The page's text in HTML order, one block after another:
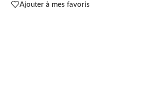
Ajouter à mes favoris